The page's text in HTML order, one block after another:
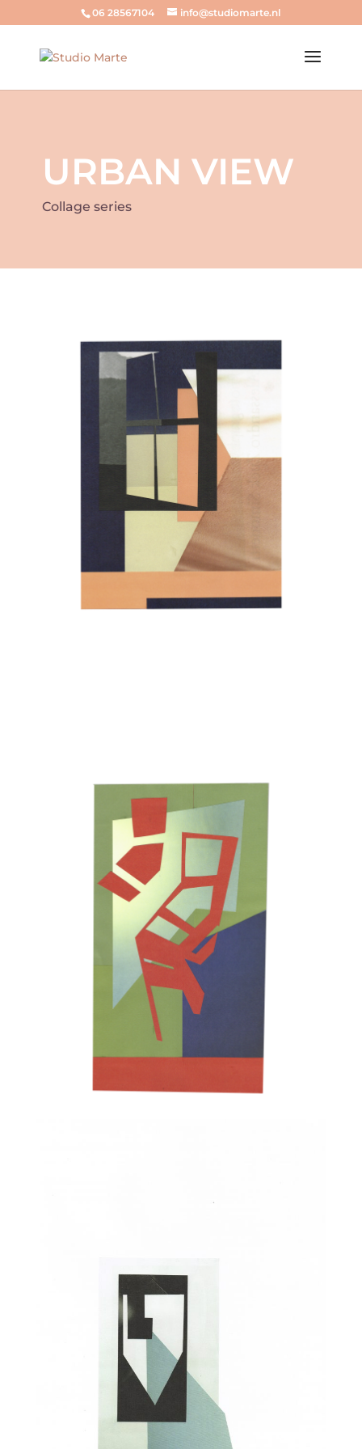
06 28567104 info@studiomarte.nl
URBAN VIEW
Collage series